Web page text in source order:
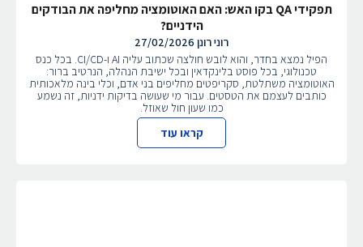
תפקידי QA בקו האש: האם האוטומציה מחליפה את הבודקים
הידניים?
רוני רונן 27/02/2026
הפיל נמצא בחדר, והוא לובש חולצה שכתוב עליה AI ו-CI/CD. בכל כנס
טכנולוגי, בכל פוסט בלינקדאין ובכל ישיבת הנהלה, הנרטיב ברור:
האוטומציה משתלטת, סקריפטים מחליפים בני אדם, וכלי בינה מלאכותית
כותבים לעצמם את הטסטים. עבור מי שעושה בדיקות ידניות, זה נשמע
כמו שעון חול שאוזל.
קראו עוד